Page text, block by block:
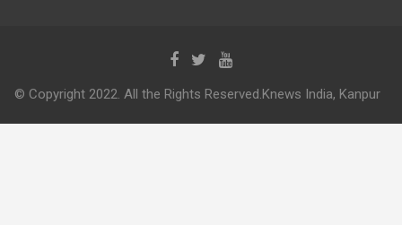
© Copyright 2022. All the Rights Reserved.Knews India, Kanpur